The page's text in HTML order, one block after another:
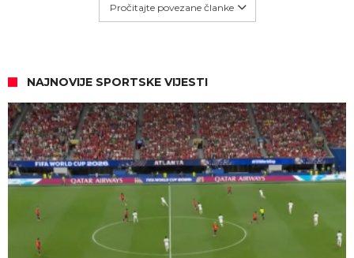
Pročitajte povezane članke
NAJNOVIJE SPORTSKE VIJESTI